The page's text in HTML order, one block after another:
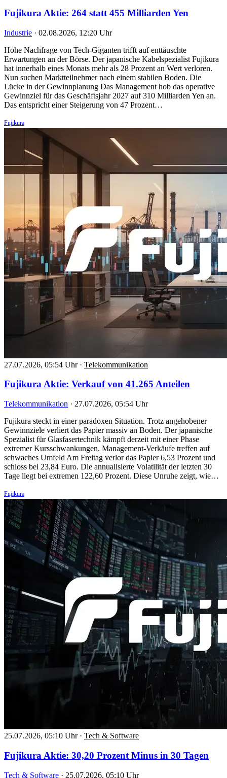
Fujikura Aktie: 264 statt 455 Milliarden Yen
Industrie · 02.08.2026, 12:20 Uhr
Hohe Nachfrage von Tech-Giganten trifft auf enttäuschte
Erwartungen an der Börse. Der japanische Kabelspezialist Fujikura
hat innerhalb eines Monats mehr als 28 Prozent an Wert verloren.
Nun suchen Marktteilnehmer nach einem stabilen Boden. Die
Lücke in der Gewinnplanung Das Management hob das operative
Gewinnziel für das Geschäftsjahr 2027 auf 310 Milliarden Yen an.
Das entspricht einer Steigerung von 47 Prozent…
Fujikura
27.07.2026, 05:54 Uhr · Telekommunikation
Fujikura Aktie: Verkauf von 41.265 Anteilen
Telekommunikation · 27.07.2026, 05:54 Uhr
Fujikura steckt in einer paradoxen Situation. Trotz angehobener
Gewinnziele verliert das Papier massiv an Boden. Der japanische
Spezialist für Glasfasertechnik kämpft derzeit mit einer Phase
extremer Kursschwankungen. Management-Verkäufe treffen auf
schwaches Umfeld Am Freitag verlor das Papier 6,53 Prozent und
schloss bei 23,84 Euro. Die annualisierte Volatilität der letzten 30
Tage liegt bei extremen 122,60 Prozent. Diese Unruhe zeigt, wie…
Fujikura
25.07.2026, 05:10 Uhr · Tech & Software
Fujikura Aktie: 30,20 Prozent Minus in 30 Tagen
Tech & Software · 25.07.2026, 05:10 Uhr